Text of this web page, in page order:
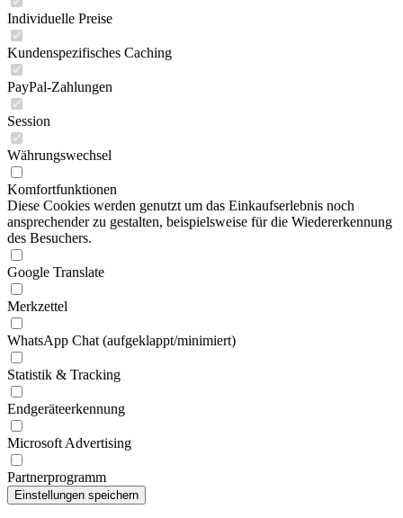
Individuelle Preise
Kundenspezifisches Caching
PayPal-Zahlungen
Session
Währungswechsel
Komfortfunktionen
Diese Cookies werden genutzt um das Einkaufserlebnis noch
ansprechender zu gestalten, beispielsweise für die Wiedererkennung
des Besuchers.
Google Translate
Merkzettel
WhatsApp Chat (aufgeklappt/minimiert)
Statistik & Tracking
Endgeräteerkennung
Microsoft Advertising
Partnerprogramm